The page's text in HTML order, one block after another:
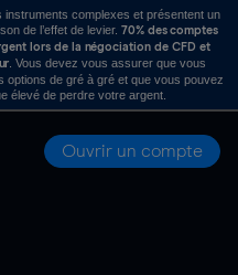
complexes et présentent un
de l’effet de levier. 70% des comptes
lors de la négociation de CFD et
. Vous devez vous assurer que vous
options de gré à gré et que vous pouvez
élevé de perdre votre argent.
Ouvrir un compte